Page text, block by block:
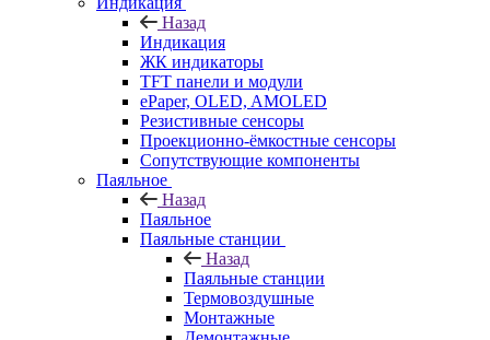
Назад
Индикация
ЖК индикаторы
TFT панели и модули
ePaper, OLED, AMOLED
Резистивные сенсоры
Проекционно-ёмкостные сенсоры
Сопутствующие компоненты
Паяльное
Назад
Паяльное
Паяльные станции
Назад
Паяльные станции
Термовоздушные
Монтажные